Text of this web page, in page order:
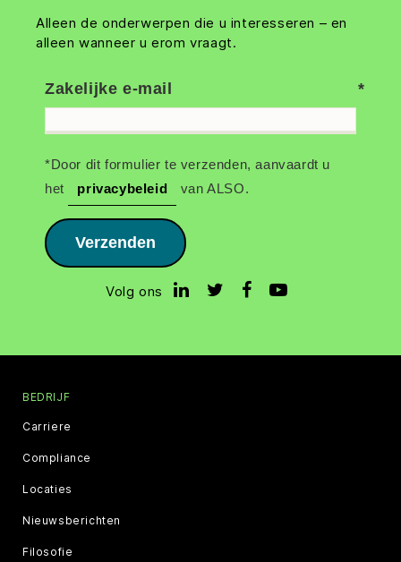
Alleen de onderwerpen die u interesseren – en
alleen wanneer u erom vraagt.
Zakelijke e-mail
*Door dit formulier te verzenden, aanvaardt u
het
privacybeleid van ALSO.
Verzenden
Volg ons
BEDRIJF
Carriere
Compliance
Locaties
Nieuwsberichten
Filosofie